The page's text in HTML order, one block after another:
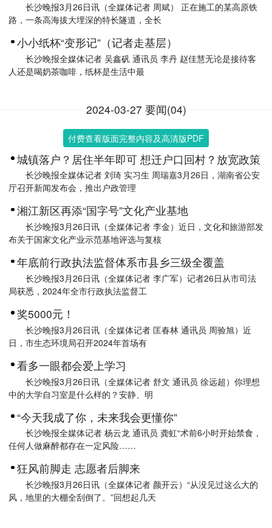
长沙晚报3月26日讯（全媒体记者 周斌） 正在施工的某高原铁
路，一条高海拔大埋深的特长隧道，全长
小小纸杯“变形记”（记者走基层）
长沙晚报全媒体记者 吴鑫矾 通讯员 李丹 赵佳慧无论是接待客
人还是喝奶茶咖啡，纸杯是生活中最
2024-03-27 要闻(04)
付费查看版面完整内容及高清版PDF
城镇落户？居住半年即可 想迁户口回村？放宽政策
长沙晚报全媒体记者 刘琦 实习生 周瑞嘉3月26日，湖南省公安
厅召开新闻发布会，推出户政管理
湘江新区再添“国字号”文化产业基地
长沙晚报3月26日讯（全媒体记者 李金）近日，文化和旅游部发
布关于国家文化产业示范基地评选与复核
年底前行政执法监督体系市县乡三级全覆盖
长沙晚报3月26日讯（全媒体记者 李广军）记者26日从市司法
局获悉，2024年全市行政执法监督工
奖5000元！
长沙晚报3月26日讯（全媒体记者 匡春林 通讯员 周验旭）近
日，市生态环境局召开2024年首场有
看多一眼都会爱上学习
长沙晚报3月26日讯（全媒体记者 舒文 通讯员 徐远超）你理想
中的大学自习室是什么样的？安静、明
“今天我成了你，未来我会更懂你”
长沙晚报全媒体记者 杨云龙 通讯员 龚虹“术前6小时开始禁食，
任何人做麻醉都存在一定风险……
狂风前脚走 志愿者后脚来
长沙晚报3月26日讯（全媒体记者 颜开云）“从没见过这么大的
风，地里的大棚全刮倒了。”回想起几天